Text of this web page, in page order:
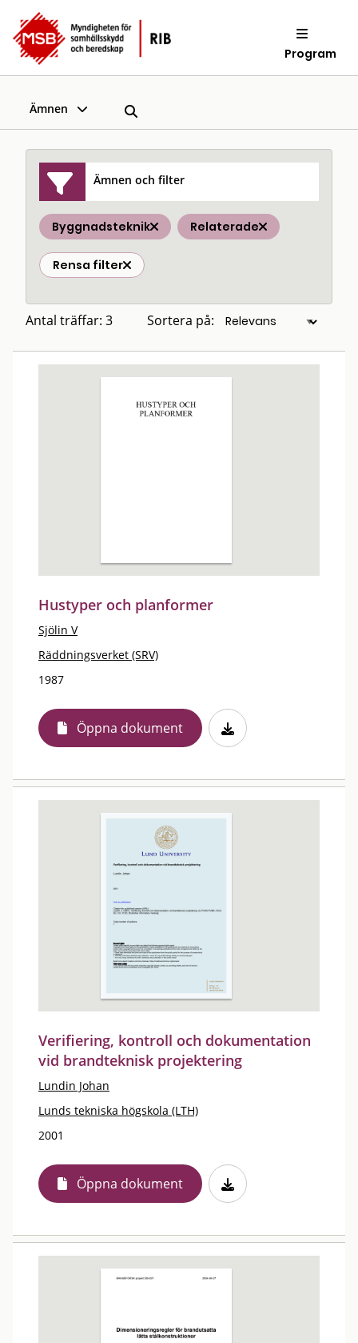
Program
Ämnen
Ämnen och filter
Byggnadsteknik Relaterade
Rensa filter
Antal träffar: 3 Sortera på:
Hustyper och planformer
Sjölin V
Räddningsverket (SRV)
1987
Öppna dokument
Verifiering, kontroll och dokumentation
vid brandteknisk projektering
Lundin Johan
Lunds tekniska högskola (LTH)
2001
Öppna dokument